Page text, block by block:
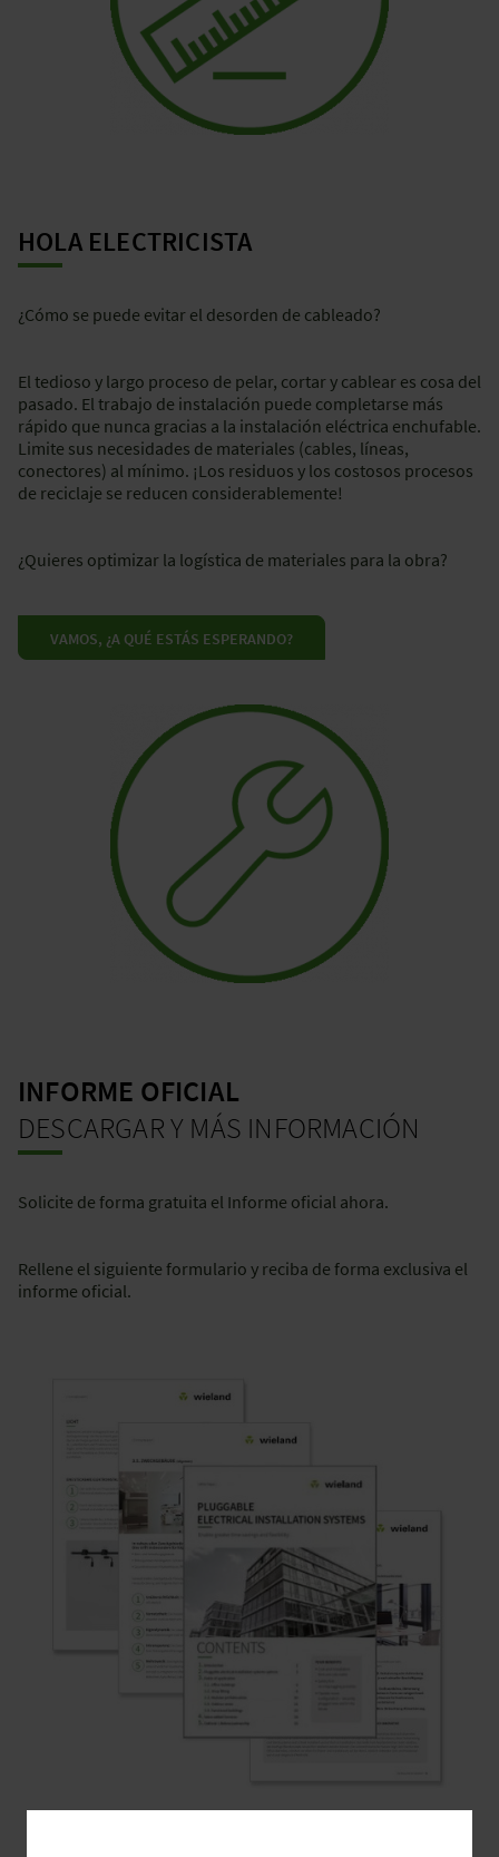
HOLA ELECTRICISTA
¿Cómo se puede evitar el desorden de cableado?
El tedioso y largo proceso de pelar, cortar y cablear es cosa del
pasado. El trabajo de instalación puede completarse más
rápido que nunca gracias a la instalación eléctrica enchufable.
Limite sus necesidades de materiales (cables, líneas,
conectores) al mínimo. ¡Los residuos y los costosos procesos
de reciclaje se reducen considerablemente!
¿Quieres optimizar la logística de materiales para la obra?
VAMOS, ¿A QUÉ ESTÁS ESPERANDO?
INFORME OFICIAL
DESCARGAR Y MÁS INFORMACIÓN
Solicite de forma gratuita el Informe oficial ahora.
Rellene el siguiente formulario y reciba de forma exclusiva el
informe oficial.